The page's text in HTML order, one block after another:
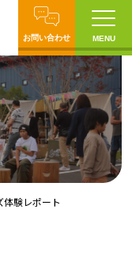
お問い合わせ MENU
験レポート